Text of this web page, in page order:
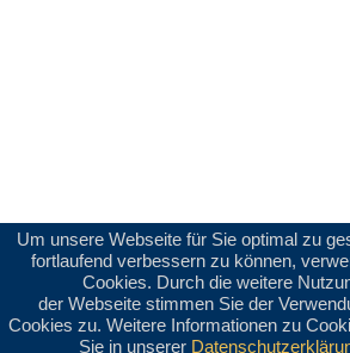
Um unsere Webseite für Sie optimal zu
fortlaufend verbessern zu können,
Cookies. Durch die weitere
der Webseite stimmen Sie der
Cookies zu. Weitere Informationen zu
Sie in unserer